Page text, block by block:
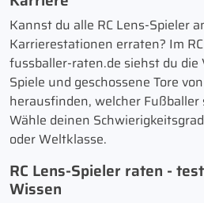
Kannst du alle RC Lens-Spieler
Karrierestationen erraten? Im
fussballer-raten.de siehst du die
Spiele und geschossene Tore
herausfinden, welcher
Wähle deinen
oder Weltklasse.
RC Lens-Spieler raten -
Wissen